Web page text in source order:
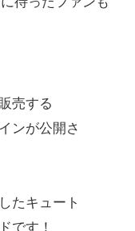
売する
ンが公開さ
たキュート
です！